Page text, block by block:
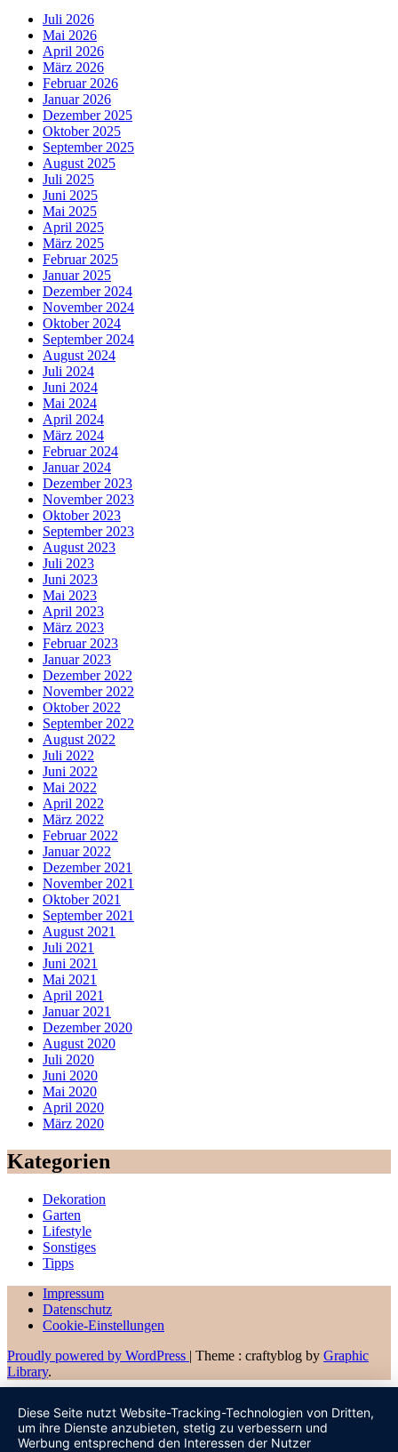
Juli 2026
Mai 2026
April 2026
März 2026
Februar 2026
Januar 2026
Dezember 2025
Oktober 2025
September 2025
August 2025
Juli 2025
Juni 2025
Mai 2025
April 2025
März 2025
Februar 2025
Januar 2025
Dezember 2024
November 2024
Oktober 2024
September 2024
August 2024
Juli 2024
Juni 2024
Mai 2024
April 2024
März 2024
Februar 2024
Januar 2024
Dezember 2023
November 2023
Oktober 2023
September 2023
August 2023
Juli 2023
Juni 2023
Mai 2023
April 2023
März 2023
Februar 2023
Januar 2023
Dezember 2022
November 2022
Oktober 2022
September 2022
August 2022
Juli 2022
Juni 2022
Mai 2022
April 2022
März 2022
Februar 2022
Januar 2022
Dezember 2021
November 2021
Oktober 2021
September 2021
August 2021
Juli 2021
Juni 2021
Mai 2021
April 2021
Januar 2021
Dezember 2020
August 2020
Juli 2020
Juni 2020
Mai 2020
April 2020
März 2020
Kategorien
Dekoration
Garten
Lifestyle
Sonstiges
Tipps
Impressum
Datenschutz
Cookie-Einstellungen
Proudly powered by WordPress | Theme : craftyblog by Graphic
Library.
Diese Seite nutzt Website-Tracking-Technologien von Dritten,
um ihre Dienste anzubieten, stetig zu verbessern und
Werbung entsprechend den Interessen der Nutzer